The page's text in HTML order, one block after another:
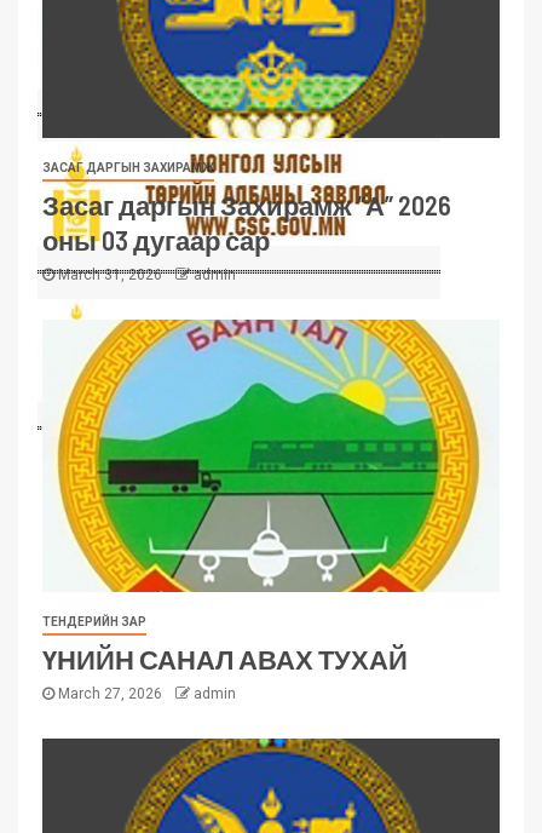
ЗАСАГ ДАРГЫН ЗАХИРАМЖ
Засаг даргын Захирамж “А” 2026
оны 03 дугаар сар
March 31, 2026 admin
ТЕНДЕРИЙН ЗАР
ҮНИЙН САНАЛ АВАХ ТУХАЙ
March 27, 2026 admin